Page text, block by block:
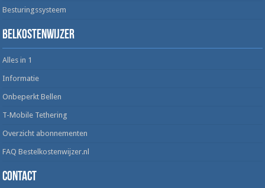
Besturingssysteem
Belkostenwijzer
Alles in 1
Informatie
Onbeperkt Bellen
T-Mobile Tethering
Overzicht abonnementen
FAQ Bestelkostenwijzer.nl
Contact